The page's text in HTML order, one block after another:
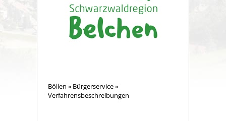
Böllen » Bürgerservice»
Verfahrensbeschreibungen